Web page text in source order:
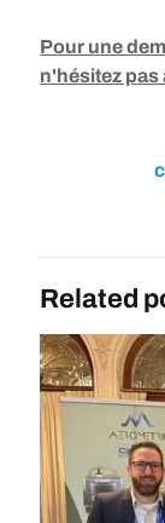
Pour une
n'hésitez pas
Related